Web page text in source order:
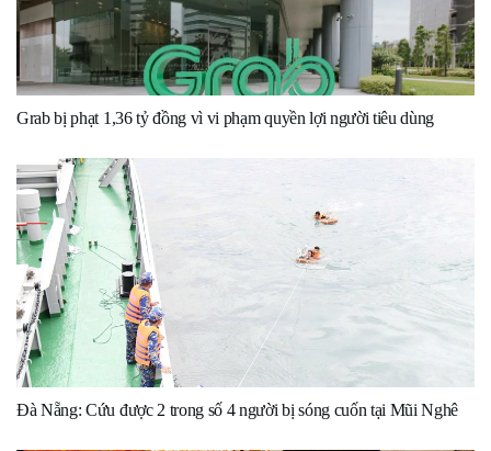
Grab bị phạt 1,36 tỷ đồng vì vi phạm quyền lợi người tiêu dùng
Đà Nẵng: Cứu được 2 trong số 4 người bị sóng cuốn tại Mũi Nghê